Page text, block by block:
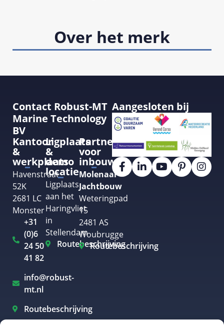
Over het merk
Contact Robust-MT
Marine Technology
BV
Kantoor
&
werkplaats
Havenstraat
52K
2681 LC
Monster
+31
(0)6
24 50
41 82
info@robust-
mt.nl
Routebeschrijving
Ligplaats
&
demo
locatie
Ligplaats
aan het
Haringvliet
in
Stellendam
Routebeschrijving
Partner
voor
inbouw
Molenaar
Jachtbouw
Weteringpad
15
2481 AS
Woubrugge
Routebeschrijving
Aangesloten bij